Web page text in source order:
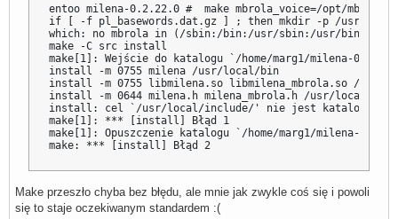
morfologik.c:92: warning: passing argument 4 of
/usr/include/stdlib.h:756: note: expected
gcc -o dykcjonarz dykcjonarz.o morfologik.o -L../src -
gcc -c -Wall -I ../src -o milenizer.o milenizer.c
milenizer.c:150: warning: return type defaults to ‘int’
milenizer.c: In function ‘main’:
milenizer.c:241: warning: control reaches end of non-
gcc -c -Wall -I ../src -o readfile.o readfile.c  -
gcc -c -Wall -I ../src -o unformat.o unformat.c
gcc -c -Wall -I ../src -o unrtf.o unrtf.c
unrtf.c: In function ‘free_fontdefs’:
unrtf.c:66: warning: suggest parentheses around
gcc -c -Wall -I ../src -o splitter.o splitter.c
gcc -c -Wall -I ../src -o pdfxml.o pdfxml.c
gcc -o milenizer milenizer.o readfile.o unformat.o
entoo milena-0.2.22.0 #  make mbrola_voice=/opt/
if [ -f pl_basewords.dat.gz ] ; then mkdir -p /usr/local/
which: no mbrola in (/sbin:/bin:/usr/sbin:/usr/bin)
make -C src install
make[1]: Wejście do katalogu `/home/marg1/milena-
install -m 0755 milena /usr/local/bin
install -m 0755 libmilena.so libmilena_mbrola.so /usr/
install -m 0644 milena.h milena_mbrola.h /usr/local/
install: cel `/usr/local/include/' nie jest katalogiem:
make[1]: *** [install] Błąd 1
make[1]: Opuszczenie katalogu `/home/marg1/milena-
make: *** [install] Błąd 2
Make przeszło chyba bez błędu, ale mnie jak zwykle coś się i powoli
się to staje oczekiwanym standardem :(